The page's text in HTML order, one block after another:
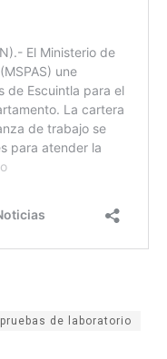
pruebas de laboratorio